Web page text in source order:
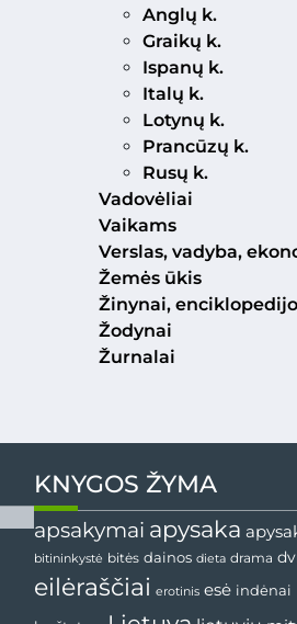
Anglų k.
Graikų k.
Ispanų k.
Italų k.
Lotynų k.
Prancūzų k.
Rusų k.
Vadovėliai
Vaikams
Verslas, vadyba,
Žemės ūkis
Žinynai,
Žodynai
Žurnalai
KNYGOS ŽYMA
apsakymai apysaka
bitininkystė bitės dainos dieta drama
eilėraščiai erotinis esė indėnai